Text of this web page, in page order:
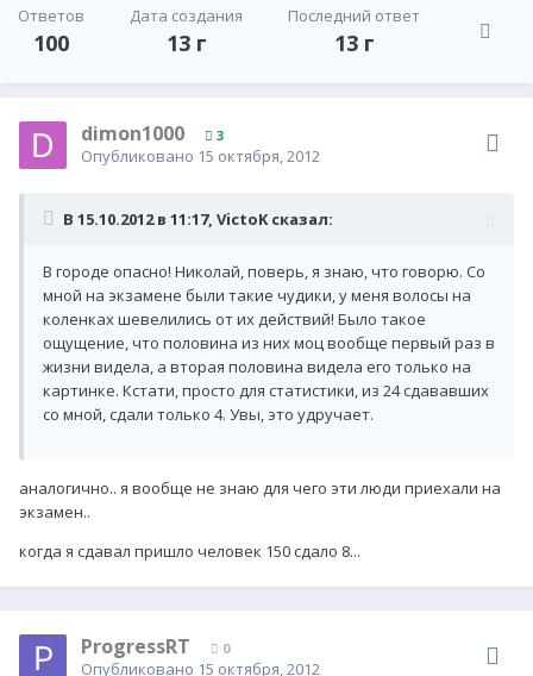
Ответов
100
Дата создания
13 г
Последний ответ
13 г
dimon1000 3
Опубликовано 15 октября, 2012
В 15.10.2012 в 11:17, VictoK сказал:
В городе опасно! Николай, поверь, я знаю, что говорю. Со
мной на экзамене были такие чудики, у меня волосы на
коленках шевелились от их действий! Было такое
ощущение, что половина из них моц вообще первый раз в
жизни видела, а вторая половина видела его только на
картинке. Кстати, просто для статистики, из 24 сдававших
со мной, сдали только 4. Увы, это удручает.
аналогично.. я вообще не знаю для чего эти люди приехали на
экзамен..
когда я сдавал пришло человек 150 сдало 8...
ProgressRT 0
Опубликовано 15 октября, 2012